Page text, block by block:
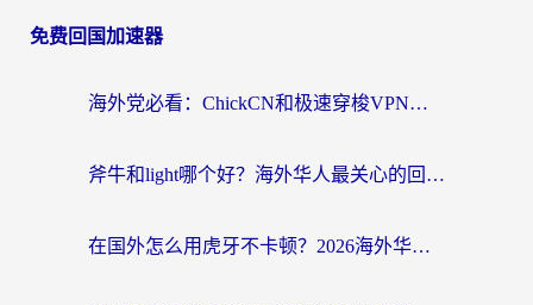
免费回国加速器
海外党必看：ChickCN和极速穿梭VPN好用吗？3招教你选对回国加速器无缝刷国内资源
斧牛和light哪个好？海外华人最关心的回国加速器选择难题，一篇讲透
在国外怎么用虎牙不卡顿？2026海外华人亲测有效的回国加速器选择指南